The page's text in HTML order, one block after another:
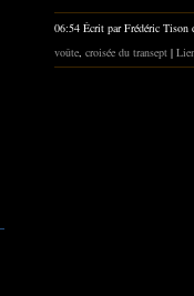
06:54 Écrit par Frédéric Tison
voûte croisée du transept |